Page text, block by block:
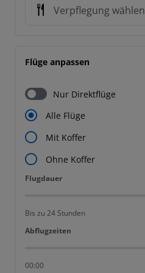
Verpflegung wählen
Flüge anpassen
Nur Direktflüge
Alle Flüge
Mit Koffer
Ohne Koffer
Flugdauer
Flugdauer
Bis zu 24 Stunden
Abflugzeiten
Abflugzeiten
00:00